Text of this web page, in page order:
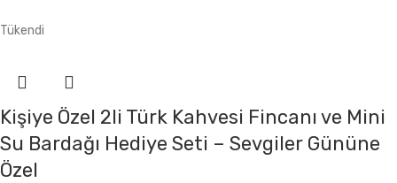
Tükendi
Kişiye Özel 2li Türk Kahvesi Fincanı ve Mini
Su Bardağı Hediye Seti – Sevgiler Gününe
Özel